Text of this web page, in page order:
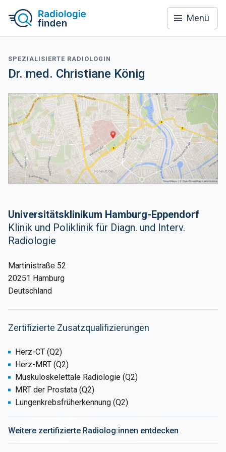
Menü
SPEZIALISIERTE RADIOLOGIN
Dr. med. Christiane König
Universitätsklinikum Hamburg-Eppendorf
Klinik und Poliklinik für Diagn. und Interv.
Radiologie
Martinistraße 52
20251 Hamburg
Deutschland
Zertifizierte Zusatzqualifizierungen
Herz-CT (Q2)
Herz-MRT (Q2)
Muskuloskelettale Radiologie (Q2)
MRT der Prostata (Q2)
Lungenkrebsfrüherkennung (Q2)
Weitere zertifizierte Radiolog:innen entdecken